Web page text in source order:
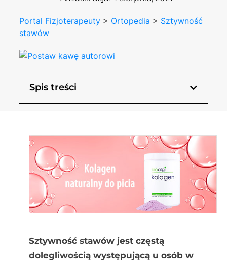
Portal Fizjoterapeuty > Ortopedia > Sztywność
stawów
Spis treści
Sztywność stawów jest częstą
dolegliwością występującą u osób w